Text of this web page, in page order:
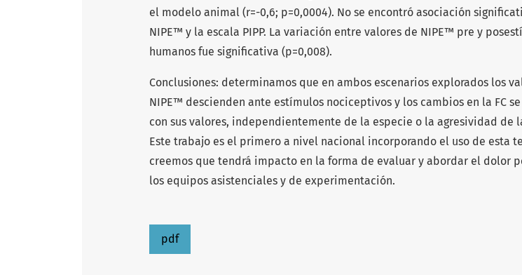
el modelo animal (r=-0,6; p=0,0004). No se encontró asociación
NIPE™ y la escala PIPP. La variación entre valores de NIPE™ pre y
humanos fue significativa (p=0,008).
Conclusiones: determinamos que en ambos escenarios explorados los
NIPE™ descienden ante estímulos nociceptivos y los cambios en la FC
con sus valores, independientemente de la especie o la agresividad de
Este trabajo es el primero a nivel nacional incorporando el uso de esta
creemos que tendrá impacto en la forma de evaluar y abordar el dolor
los equipos asistenciales y de experimentación.
pdf